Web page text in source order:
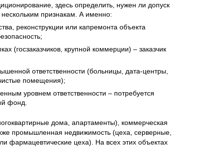
здесь определить, нужен ли допуск
признакам. А именно:
реконструкции или капремонта объекта
(госзаказчиков, крупной коммерции) – заказчик
ответственности (больницы, дата-центры,
помещения);
уровнем ответственности – потребуется
фонд.
дома, апартаменты), коммерческая
промышленная недвижимость (цеха, серверные,
фармацевтические цеха). На всех этих объектах